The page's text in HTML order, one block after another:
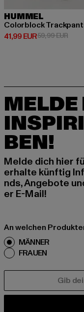
HUMMEL
Colorblock
41,99 EUR
Derzeitiger Preis: 41,99
59,99 EUR
BEN!
Melde dich hier
erhalte künftig
nds, Angebote
er E-Mail!
An welchen
MÄNNER
FRAUEN